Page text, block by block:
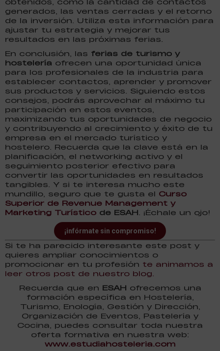
generados, las ventas cerradas y el retorno
de la inversión. Utiliza esta información para
ajustar tu estrategia y mejorar tus
resultados en las próximas ferias.
En conclusión, las ferias de turismo y
hostelería ofrecen una oportunidad única
para los profesionales de la industria para
establecer contactos, aprender y promover
sus productos y servicios. Siguiendo estos
consejos, podrás aprovechar al máximo tu
participación en estos eventos,
maximizando tus oportunidades de negocio
y contribuyendo al crecimiento y éxito de tu
empresa en el mercado turístico y
hostelero. Recuerda que la clave está en la
planificación, el networking activo y el
seguimiento posterior efectivo para
convertir las oportunidades en resultados
tangibles. Y si te interesa mucho este
mundillo, seguro que te gusta el Curso
Superior de Revenue Management y
Marketing Turístico de ESAH . ¡Échale un ojo!
¡infórmate sin compromiso!
Si te ha parecido interesante este post y
quieres ampliar conocimientos o
promocionar en tu profesión te animamos a
leer otros post de nuestro blog.
Recuerda que en ESAH ofrecemos una
formación específica en Hostelería,
Turismo, Enología, Gestión y Dirección,
Organización de Eventos, Pastelería y
Cocina, puedes consultar toda nuestra
oferta formativa en nuestra web:
www.estudiahosteleria.com